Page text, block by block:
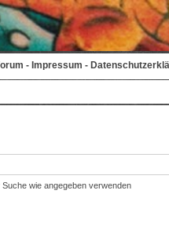
- Impressum -
wie angegeben verwenden